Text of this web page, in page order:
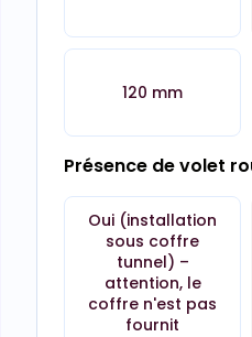
120 mm
Présence de volet
Oui (installation
sous coffre
tunnel) –
attention, le
coffre n'est pas
fournit